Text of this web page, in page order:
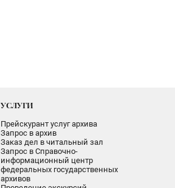
УСЛУГИ
Прейскурант услуг архива
Запрос в архив
Заказ дел в читальный зал
Запрос в Справочно-
информационный центр
федеральных государственных
архивов